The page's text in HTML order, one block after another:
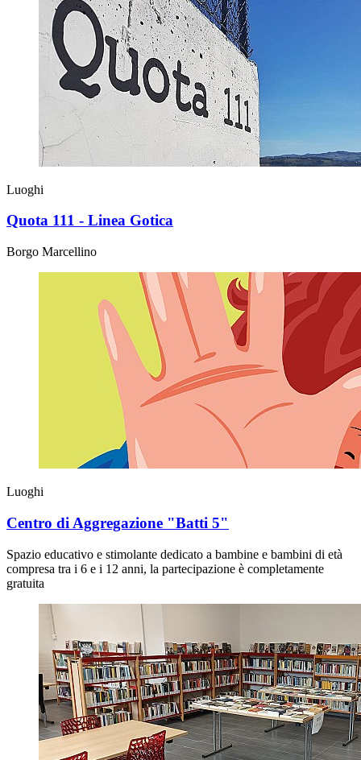
Luoghi
Quota 111 - Linea Gotica
Borgo Marcellino
Luoghi
Centro di Aggregazione "Batti 5"
Spazio educativo e stimolante dedicato a bambine e bambini di età
compresa tra i 6 e i 12 anni, la partecipazione è completamente
gratuita